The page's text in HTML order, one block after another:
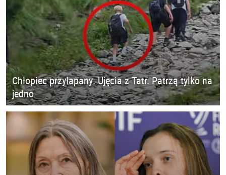
Chłopiec przyłapany. Ujęcia z Tatr. Patrzą tylko na
jedno